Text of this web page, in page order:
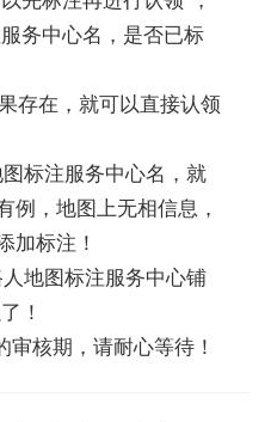
务中心名，是否已标
存在，就可以直接认领
标注服务中心名，就
例，地图上无相信息，
加标注！
地图标注服务中心铺
！
核期，请耐心等待！